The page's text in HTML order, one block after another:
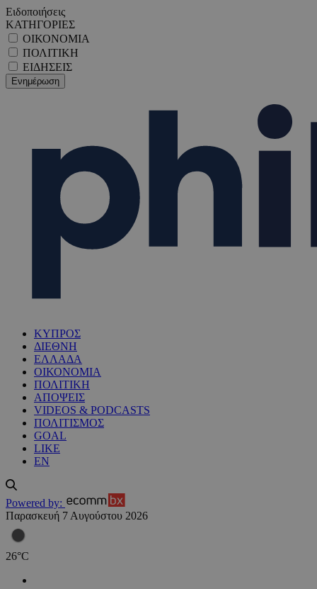
Ειδοποιήσεις
ΚΑΤΗΓΟΡΙΕΣ
ΟΙΚΟΝΟΜΙΑ
ΠΟΛΙΤΙΚΗ
ΕΙΔΗΣΕΙΣ
ΚΥΠΡΟΣ
ΔΙΕΘΝΗ
ΕΛΛΑΔΑ
ΟΙΚΟΝΟΜΙΑ
ΠΟΛΙΤΙΚΗ
ΑΠΟΨΕΙΣ
VIDEOS & PODCASTS
ΠΟΛΙΤΙΣΜΟΣ
GOAL
LIKE
EN
Powered by:
Παρασκευή 7 Αυγούστου 2026
26°C